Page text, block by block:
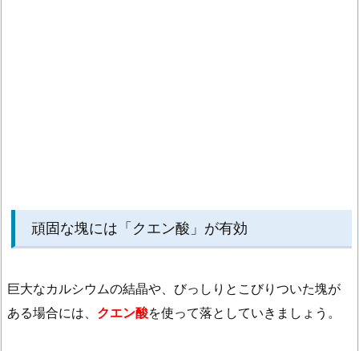
し
方
2.
ク
頑固な塊には「クエン酸」が有効
巨大なカルシウムの結晶や、びっしりとこびりついた塊が
ある場合には、 クエン酸を使って落としていきましょう。